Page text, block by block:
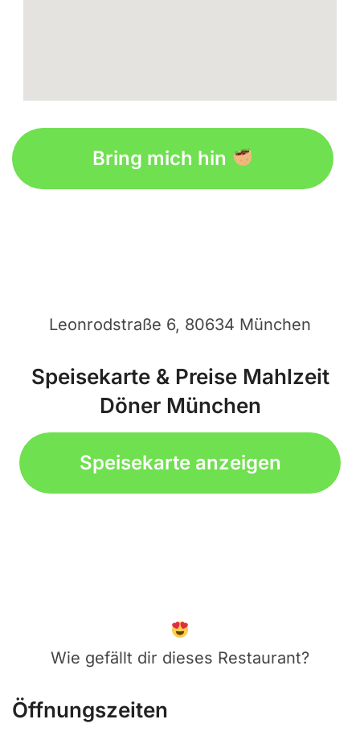
Bring mich hin
Leonrodstraße 6, 80634 München
Speisekarte & Preise Mahlzeit
Döner München
Speisekarte anzeigen
Wie gefällt dir dieses Restaurant?
Öffnungszeiten